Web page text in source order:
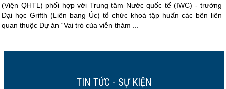
(Viện QHTL) phối hợp với Trung tâm Nước quốc tế (IWC) - trường
Đại học Grifth (Liên bang Úc) tổ chức khoá tập huấn các bên liên
quan thuộc Dự án “Vai trò của viễn thám ...
TIN TỨC - SỰ KIỆN